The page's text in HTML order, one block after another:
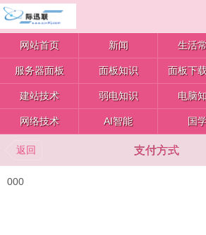
网站首页 新闻 生活
服务器面板 面板知识 面板下
建站技术 弱电知识 电脑
网络技术 AI智能 国
返回 支付方式
000